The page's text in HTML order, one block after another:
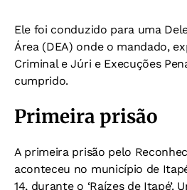
Ele foi conduzido para uma
Área (DEA) onde o mandado,
Criminal e Júri e Execuções
cumprido.
Primeira prisão
A primeira prisão pelo
aconteceu no município de
14, durante o ‘Raízes de Itapé’.